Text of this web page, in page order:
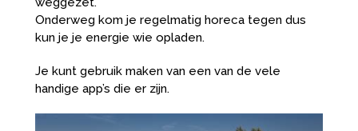
Onderweg kom je regelmatig horeca tegen dus
kun je je energie wie opladen.
Je kunt gebruik maken van een van de vele
handige app’s die er zijn.